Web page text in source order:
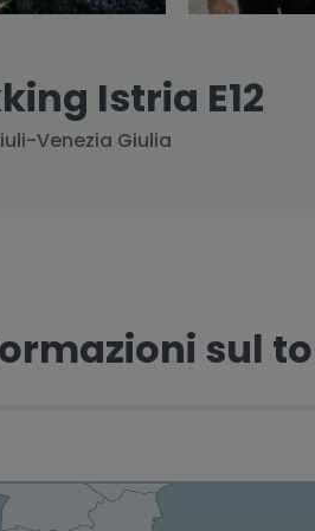
Istria E12
Venezia Giulia
sul